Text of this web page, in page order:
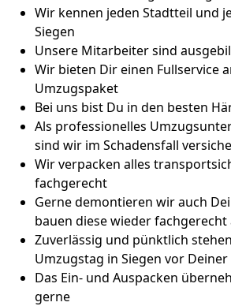
Wir kennen jeden Stadtteil und
Siegen
Unsere Mitarbeiter sind
Wir bieten Dir einen Fullservice
Umzugspaket
Bei uns bist Du in den besten
Als professionelles
sind wir im Schadensfall
Wir verpacken alles
fachgerecht
Gerne demontieren wir auch
bauen diese wieder fachgerecht
Zuverlässig und pünktlich
Umzugstag in Siegen vor
Das Ein- und Auspacken
gerne